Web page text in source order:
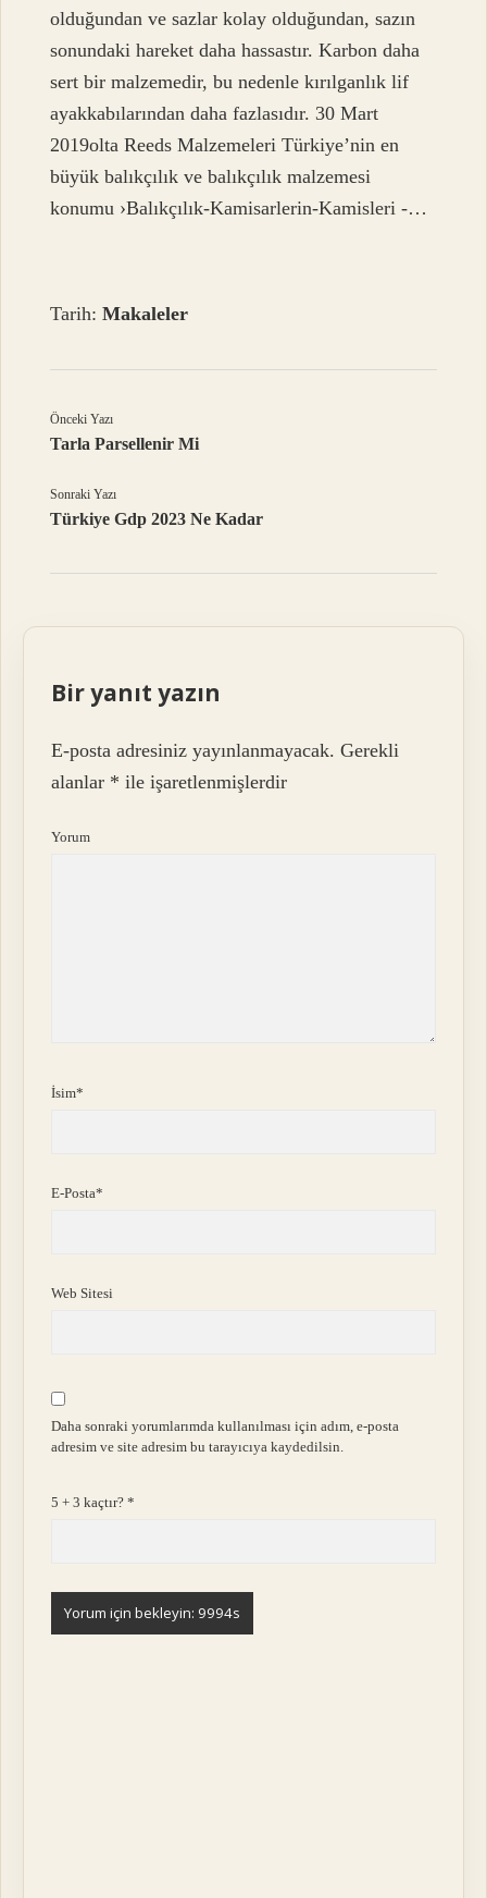
olduğundan ve sazlar kolay olduğundan, sazın
sonundaki hareket daha hassastır. Karbon daha
sert bir malzemedir, bu nedenle kırılganlık lif
ayakkabılarından daha fazlasıdır. 30 Mart
2019olta Reeds Malzemeleri Türkiye’nin en
büyük balıkçılık ve balıkçılık malzemesi
konumu ›Balıkçılık-Kamisarlerin-Kamisleri -…
Tarih:Makaleler
Önceki Yazı
Tarla Parsellenir Mi
Sonraki Yazı
Türkiye Gdp 2023 Ne Kadar
Bir yanıt yazın
E-posta adresiniz yayınlanmayacak. Gerekli
alanlar * ile işaretlenmişlerdir
Yorum
İsim*
E-Posta*
Web Sitesi
Daha sonraki yorumlarımda kullanılması için adım, e-posta
adresim ve site adresim bu tarayıcıya kaydedilsin.
5 + 3 kaçtır?*